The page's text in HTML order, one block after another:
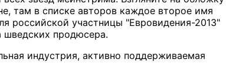
там в списке авторов каждое второе имя
российской участницы "Евровидения-2013"
шведских продюсера.
индустрия, активно поддерживаемая